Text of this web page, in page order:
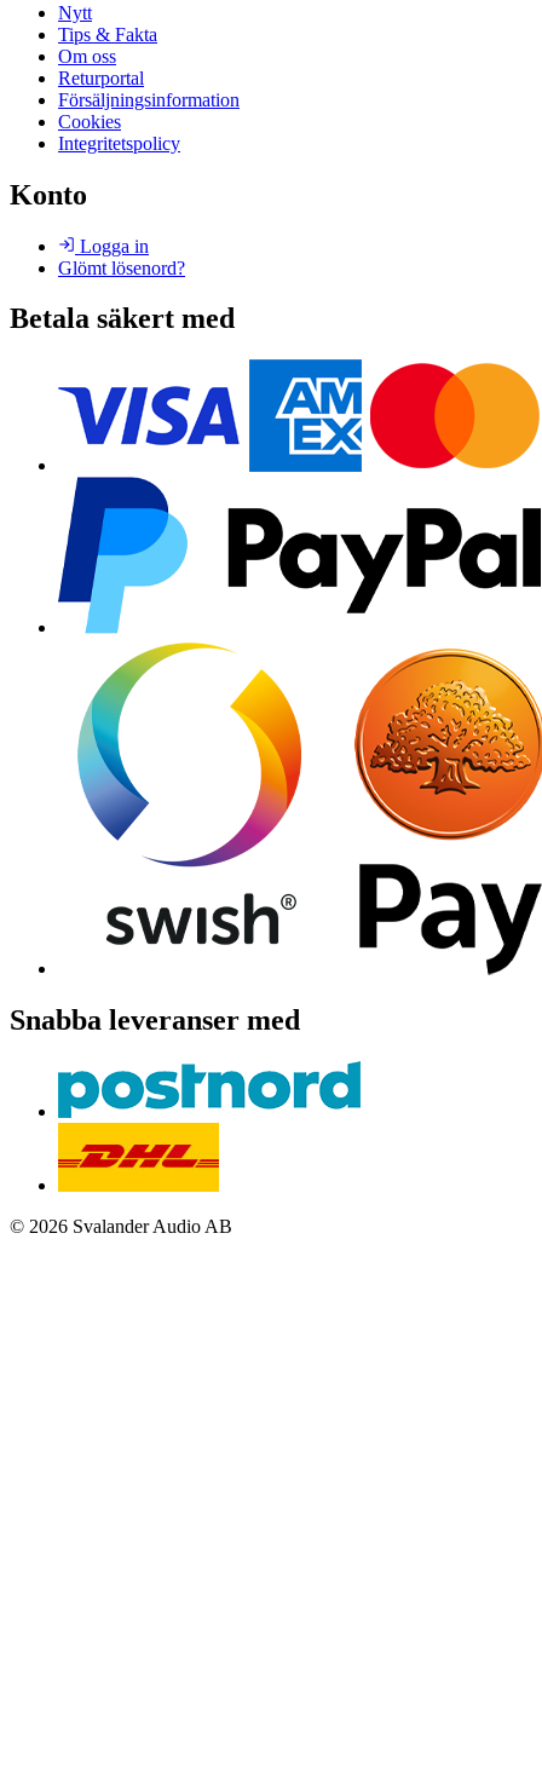
Nytt
Tips & Fakta
Om oss
Returportal
Försäljningsinformation
Cookies
Integritetspolicy
Konto
Logga in
Glömt lösenord?
Betala säkert med
Snabba leveranser med
© 2026 Svalander Audio AB